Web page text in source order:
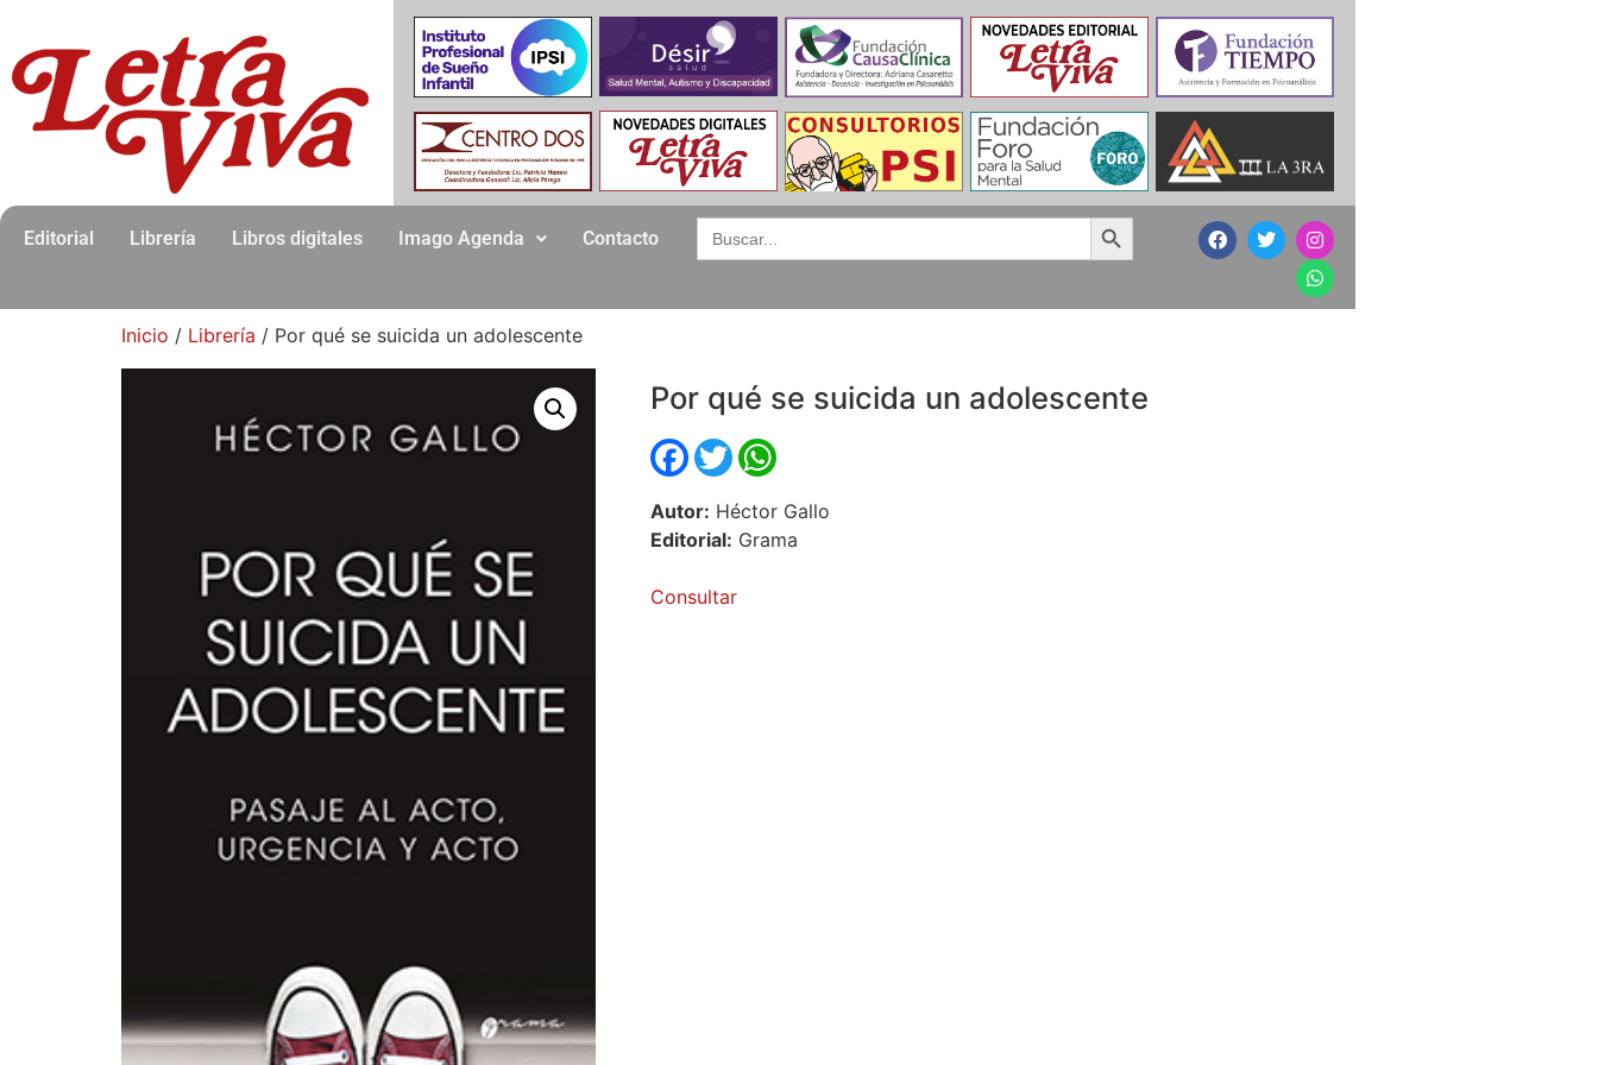
Editorial Librería Libros digitales Imago Agenda Contacto
Search
for:
Search Button
Inicio / Librería / Por qué se suicida un adolescente
Por qué se suicida un adolescente
Facebook
TwitterWhatsApp
Autor: Héctor Gallo
Editorial: Grama
Consultar